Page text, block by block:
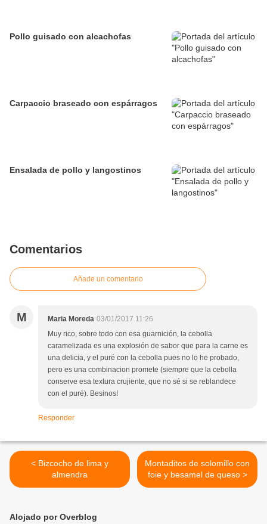
Pollo guisado con alcachofas
Carpaccio braseado con espárragos
Ensalada de pollo y langostinos
Comentarios
Añade un comentario
M Maria Moreda 03/01/2017 11:26
Muy rico, sobre todo con esa guarnición, la cebolla
caramelizada es una explosión de sabor que para la carne es
una delicia, y el puré con la cebolla pues no lo he probado,
pero es una combinacion promete (siempre que la cebolla
conserve esa textura crujiente, que no sé si se reblandece
con el puré). Besinos!
Responder
< Bizcocho de lima y
almendra
Montaditos de solomillo con
foie y besamel de queso >
Alojado por Overblog